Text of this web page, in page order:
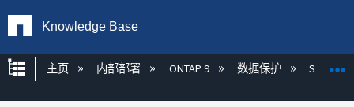
Knowledge Base
扩展/隐缩全局层次
主页 内部部署 ONTAP 9 数据保护